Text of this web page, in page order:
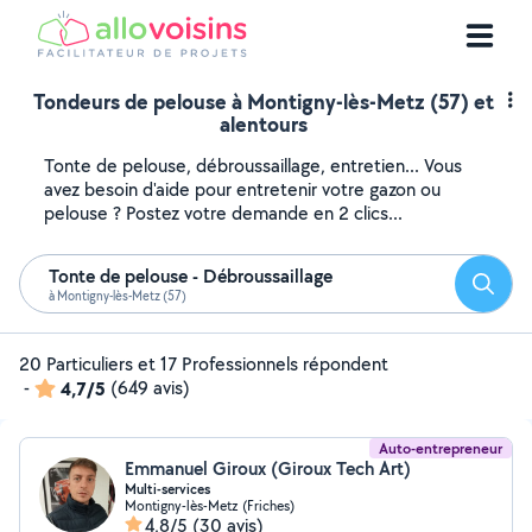
Tondeurs de pelouse à Montigny-lès-Metz (57) et
alentours
Tonte de pelouse, débroussaillage, entretien... Vous
avez besoin d'aide pour entretenir votre gazon ou
pelouse ? Postez votre demande en 2 clics...
Tonte de pelouse - Débroussaillage
à Montigny-lès-Metz (57)
20 Particuliers et 17 Professionnels répondent
-
4,7/5 (649 avis)
Auto-entrepreneur
Emmanuel Giroux (Giroux Tech Art)
Multi-services
Montigny-lès-Metz (Friches)
4,8/5 (30 avis)